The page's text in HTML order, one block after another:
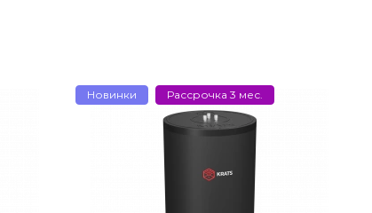
Новинки Рассрочка 3 мес.